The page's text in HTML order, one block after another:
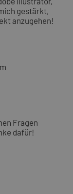
gestärkt,
anzugehen!
Fragen
dafür!